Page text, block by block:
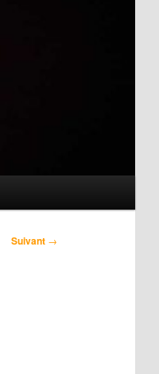
Suivant →